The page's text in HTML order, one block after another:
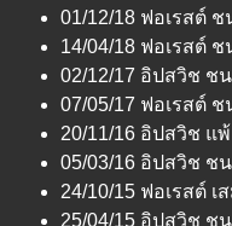
01/12/18 ฟอเรสต์
14/04/18 ฟอเรสต์
02/12/17 อิปสวิช ช
07/05/17 ฟอเรสต์
20/11/16 อิปสวิช แ
05/03/16 อิปสวิช ช
24/10/15 ฟอเรสต์ เ
25/04/15 อิปสวิช ช